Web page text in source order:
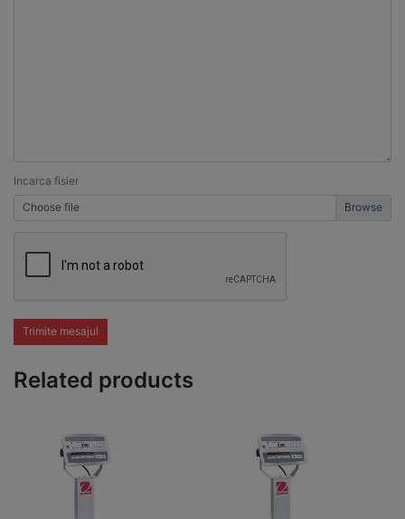
Incarca fisier
Choose file
Trimite mesajul
Related products